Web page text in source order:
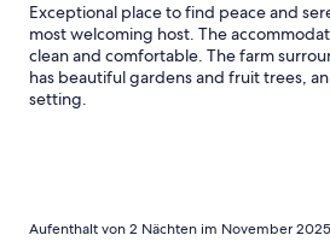
Exceptional place to find peace and
most welcoming host. The
clean and comfortable. The farm
has beautiful gardens and fruit trees,
setting.
Aufenthalt von 2 Nächten im November 2025